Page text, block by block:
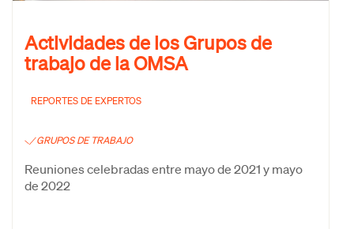
Actividades de los Grupos de
trabajo de la OMSA
REPORTES DE EXPERTOS
GRUPOS DE TRABAJO
Reuniones celebradas entre mayo de 2021 y mayo
de 2022